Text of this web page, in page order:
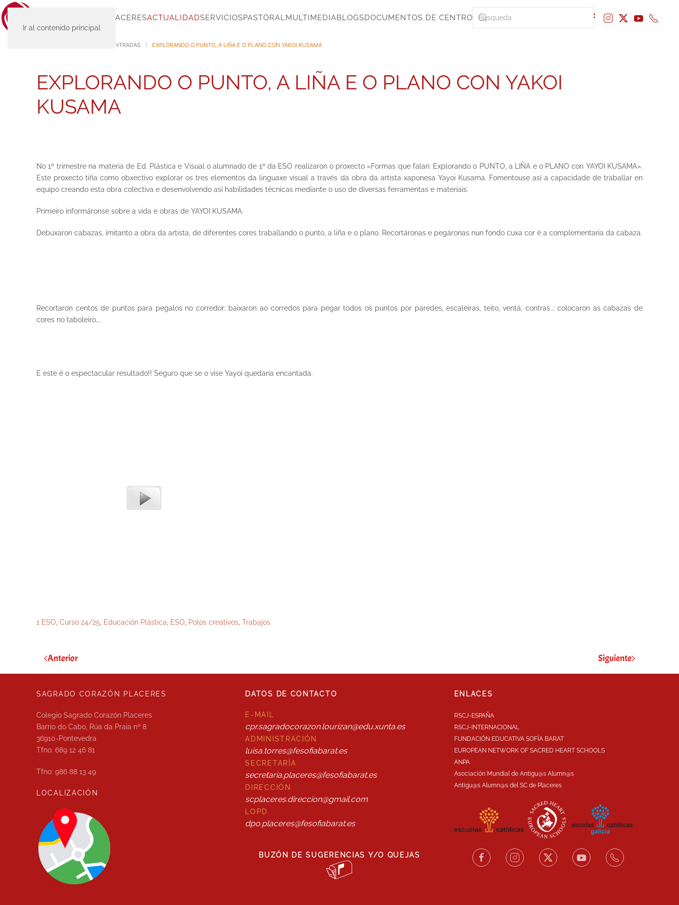
Ir al contenido principal
SC-PLACERESACTUALIDADSERVICIOSPASTORAL MULTIMEDIABLOGSDOCUMENTOS DE CENTRO
ENTRADAS EXPLORANDO O PUNTO, A LIÑA E O PLANO CON YAKOI KUSAMA
EXPLORANDO O PUNTO, A LIÑA E O PLANO CON YAKOI
KUSAMA
No 1º trimestre na materia de Ed. Plástica e Visual o alumnado de 1º da ESO realizaron o proxecto «Formas que falan: Explorando o PUNTO, a LIÑA e o PLANO con YAYOI KUSAMA».
Este proxecto tiña como obxectivo explorar os tres elementos da linguaxe visual a través da obra da artista xaponesa Yayoi Kusama. Fomentouse así a capacidade de traballar en
equipo creando esta obra colectiva e desenvolvendo así habilidades técnicas mediante o uso de diversas ferramentas e materiais.
Primeiro informáronse sobre a vida e obras de YAYOI KUSAMA.
Debuxaron cabazas, imitanto a obra da artista, de diferentes cores traballando o punto, a liña e o plano. Recortáronas e pegáronas nun fondo cuxa cor é a complementaria da cabaza.
Recortaron centos de puntos para pegalos no corredor; baixaron ao corredos para pegar todos os puntos por paredes, escaleiras, teito, ventá, contras..; colocaron as cabazas de
cores no taboleiro….
E este é o espectacular resultado!! Seguro que se o vise Yayoi quedaría encantada.
1 ESO Curso 24/25 Educación Plástica ESO Polos creativos Trabajos
Anterior Siguiente
SAGRADO CORAZÓN PLACERES
Colegio Sagrado Corazón Placeres
Barrio do Cabo, Rúa da Praia nº 8
36910-Pontevedra
Tfno: 689 12 46 81
Tfno: 986 88 13 49
LOCALIZACIÓN
DATOS DE CONTACTO
E-MAIL
cpr.sagradocorazon.lourizan@edu.xunta.es
ADMINISTRACIÓN
luisa.torres@fesofiabarat.es
SECRETARÍA
secretaria.placeres@fesofiabarat.es
DIRECCIÓN
scplaceres.direccion@gmail.com
LOPD
dpo.placeres@fesofiabarat.es
BUZÓN DE SUGERENCIAS Y/O QUEJAS
ENLACES
RSCJ-ESPAÑA
RSCJ-INTERNACIONAL
FUNDACIÓN EDUCATIVA SOFÍA BARAT
EUROPEAN NETWORK OF SACRED HEART SCHOOLS
ANPA
Asociación Mundial de Antigu@s Alumn@s
Antigu@s Alumn@s del SC de Placeres